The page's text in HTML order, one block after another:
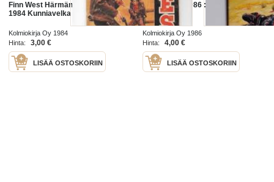
Finn West Härmän häjy lännessä
1984 Kunniavelka
Kolmiokirja Oy 1984
Hinta:
3,00 €
LISÄÄ OSTOSKORIIN
Finn West 6/1986 : Neljän tuulen
colt
Kolmiokirja Oy 1986
Hinta:
4,00 €
LISÄÄ OSTOSKORIIN